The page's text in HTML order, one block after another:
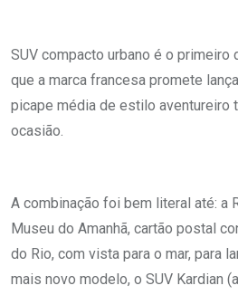
SUV compacto urbano é o
que a marca francesa promete
picape média de estilo aventureiro
ocasião.
A combinação foi bem literal até: a
Museu do Amanhã, cartão postal
do Rio, com vista para o mar, para
mais novo modelo, o SUV Kardian